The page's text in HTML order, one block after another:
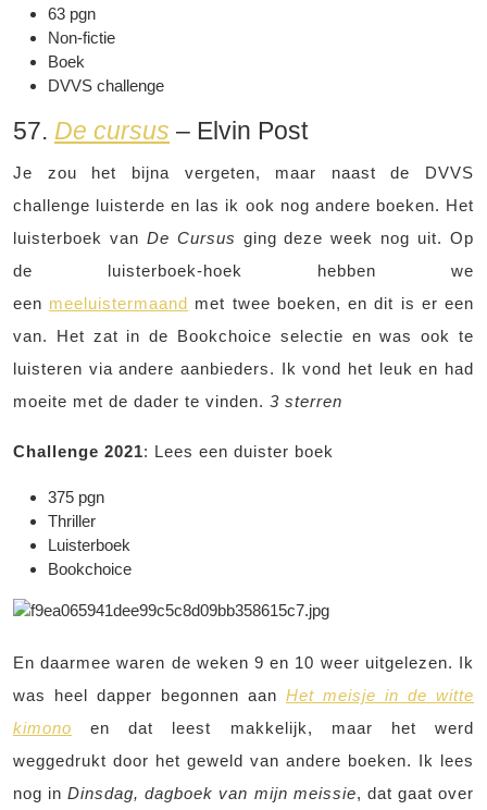
63 pgn
Non-fictie
Boek
DVVS challenge
57. De cursus – Elvin Post
Je zou het bijna vergeten, maar naast de DVVS
challenge luisterde en las ik ook nog andere boeken. Het
luisterboek van De Cursus ging deze week nog uit. Op
de luisterboek-hoek hebben we
een meeluistermaand met twee boeken, en dit is er een
van. Het zat in de Bookchoice selectie en was ook te
luisteren via andere aanbieders. Ik vond het leuk en had
moeite met de dader te vinden. 3 sterren
Challenge 2021: Lees een duister boek
375 pgn
Thriller
Luisterboek
Bookchoice
En daarmee waren de weken 9 en 10 weer uitgelezen. Ik
was heel dapper begonnen aan Het meisje in de witte
kimono en dat leest makkelijk, maar het werd
weggedrukt door het geweld van andere boeken. Ik lees
nog inDinsdag, dagboek van mijn meissie, dat gaat over